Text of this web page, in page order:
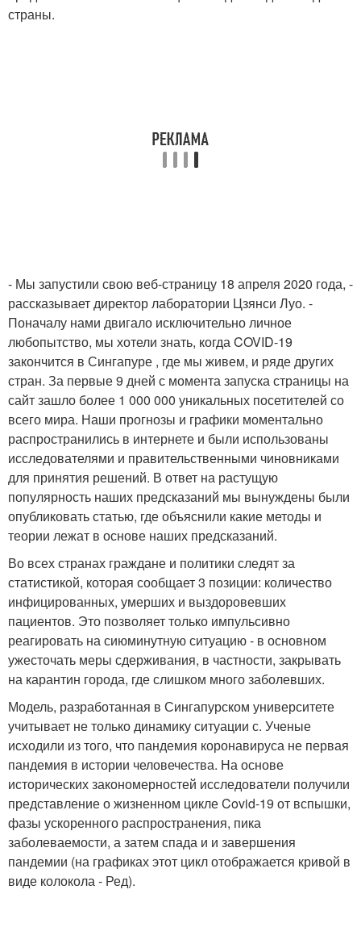
страны.
- Мы запустили свою веб-страницу 18 апреля 2020 года, -
рассказывает директор лаборатории Цзянси Луо. -
Поначалу нами двигало исключительно личное
любопытство, мы хотели знать, когда COVID-19
закончится в Сингапуре , где мы живем, и ряде других
стран. За первые 9 дней с момента запуска страницы на
сайт зашло более 1 000 000 уникальных посетителей со
всего мира. Наши прогнозы и графики моментально
распространились в интернете и были использованы
исследователями и правительственными чиновниками
для принятия решений. В ответ на растущую
популярность наших предсказаний мы вынуждены были
опубликовать статью, где объяснили какие методы и
теории лежат в основе наших предсказаний.
Во всех странах граждане и политики следят за
статистикой, которая сообщает 3 позиции: количество
инфицированных, умерших и выздоровевших
пациентов. Это позволяет только импульсивно
реагировать на сиюминутную ситуацию - в основном
ужесточать меры сдерживания, в частности, закрывать
на карантин города, где слишком много заболевших.
Модель, разработанная в Сингапурском университете
учитывает не только динамику ситуации с. Ученые
исходили из того, что пандемия коронавируса не первая
пандемия в истории человечества. На основе
исторических закономерностей исследователи получили
представление о жизненном цикле Covid-19 от вспышки,
фазы ускоренного распространения, пика
заболеваемости, а затем спада и и завершения
пандемии (на графиках этот цикл отображается кривой в
виде колокола - Ред).